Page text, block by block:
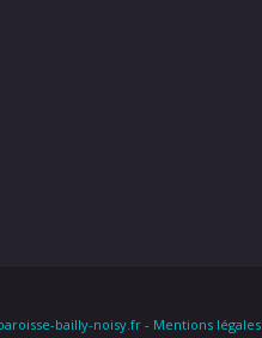
bailly-noisy.fr - Mentions légales